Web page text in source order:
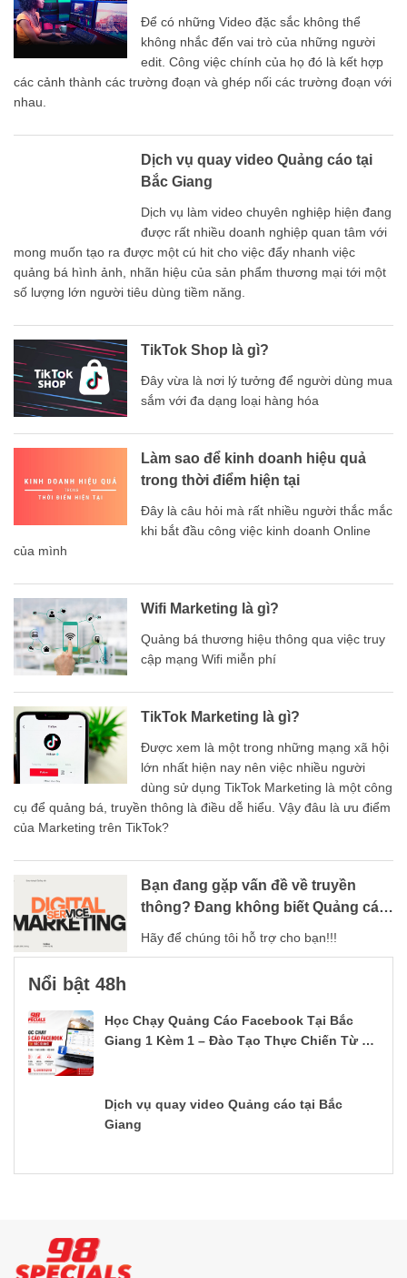
Để có những Video đặc sắc không thể
không nhắc đến vai trò của những người
edit. Công việc chính của họ đó là kết hợp
các cảnh thành các trường đoạn và ghép nối các trường đoạn với
nhau.
Dịch vụ quay video Quảng cáo tại
Bắc Giang
Dịch vụ làm video chuyên nghiệp hiện đang
được rất nhiều doanh nghiệp quan tâm với
mong muốn tạo ra được một cú hit cho việc đẩy nhanh việc
quảng bá hình ảnh, nhãn hiệu của sản phẩm thương mại tới một
số lượng lớn người tiêu dùng tiềm năng.
TikTok Shop là gì?
Đây vừa là nơi lý tưởng để người dùng mua
sắm với đa dạng loại hàng hóa
Làm sao để kinh doanh hiệu quả
trong thời điểm hiện tại
Đây là câu hỏi mà rất nhiều người thắc mắc
khi bắt đầu công việc kinh doanh Online
của mình
Wifi Marketing là gì?
Quảng bá thương hiệu thông qua việc truy
cập mạng Wifi miễn phí
TikTok Marketing là gì?
Được xem là một trong những mạng xã hội
lớn nhất hiện nay nên việc nhiều người
dùng sử dụng TikTok Marketing là một công
cụ để quảng bá, truyền thông là điều dễ hiểu. Vậy đâu là ưu điểm
của Marketing trên TikTok?
Bạn đang gặp vấn đề về truyền
thông? Đang không biết Quảng cáo
thế nào?
Hãy để chúng tôi hỗ trợ cho bạn!!!
Nổi bật 48h
Học Chạy Quảng Cáo Facebook Tại Bắc
Giang 1 Kèm 1 – Đào Tạo Thực Chiến Từ A–
Dịch vụ quay video Quảng cáo tại Bắc
Giang